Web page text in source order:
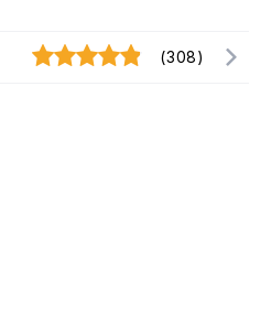
(308)